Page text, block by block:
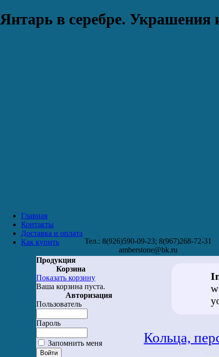
Янтарь в серебре. Украшения
Главная
Контакты
Доставка и оплата
Как купить
Тел.: 8(926)590-09-23; 8(967)268-72-31
amberstone@bk.ru
Продукция
Корзина
Показать корзину
Ваша корзина пуста.
Авторизация
Пользователь
Пароль
Запомнить меня Кольца,